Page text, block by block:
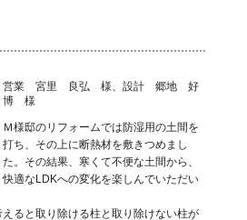
営業 宮里 良弘 様、設計 郷地 好
博 様
Ｍ様邸のリフォームでは防湿用の土間を
打ち、その上に断熱材を敷きつめまし
た。その結果、寒くて不便な土間から、
快適なLDKへの変化を楽しんでいただい
ると取り除ける柱と取り除けない柱が